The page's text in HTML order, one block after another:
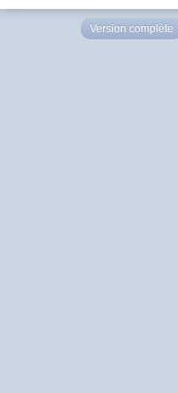
Version complète